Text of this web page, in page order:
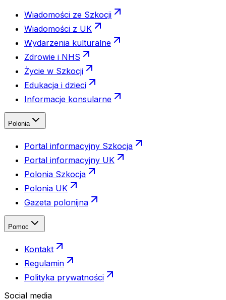
Wiadomości ze Szkocji
Wiadomości z UK
Wydarzenia kulturalne
Zdrowie i NHS
Życie w Szkocji
Edukacja i dzieci
Informacje konsularne
Polonia
Portal informacyjny Szkocja
Portal informacyjny UK
Polonia Szkocja
Polonia UK
Gazeta polonijna
Pomoc
Kontakt
Regulamin
Polityka prywatności
Social media